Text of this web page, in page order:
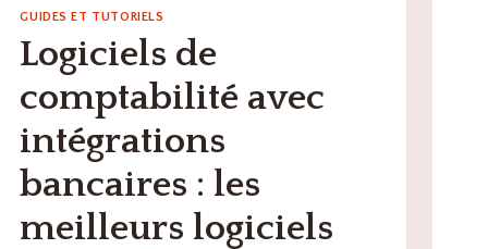
POUR
OPTIMISER
LA
GESTION
DE
VOTRE
PARC
AUTOMOBILE
?
GUIDES ET TUTORIELS
Logiciels de
comptabilité avec
intégrations
bancaires : les
meilleurs logiciels